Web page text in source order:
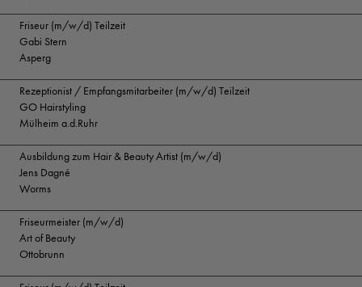
Friseur (m/w/d) Teilzeit
Gabi Stern
Asperg
Rezeptionist / Empfangsmitarbeiter (m/w/d) Teilzeit
GO Hairstyling
Mülheim a.d.Ruhr
Ausbildung zum Hair & Beauty Artist (m/w/d)
Jens Dagné
Worms
Friseurmeister (m/w/d)
Art of Beauty
Ottobrunn